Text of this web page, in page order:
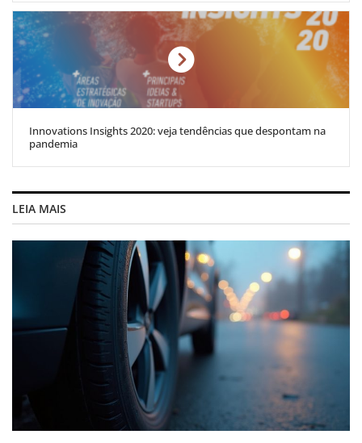
Innovations Insights 2020: veja tendências que despontam na
pandemia
LEIA MAIS